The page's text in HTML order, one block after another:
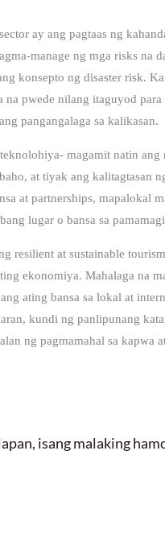
ay ang pagtaas ng
manage ng mga risks na
konsepto ng disaster risk.
pwede nilang itaguyod
pangangalaga sa kalikasan.
magamit natin ang
at tiyak ang kalitagtasan
at partnerships, mapalokal
lugar o bansa sa
resilient at sustainable
ekonomiya. Mahalaga na
ating bansa sa lokal at
kundi ng panlipunang
ng pagmamahal sa kapwa
isang malaking